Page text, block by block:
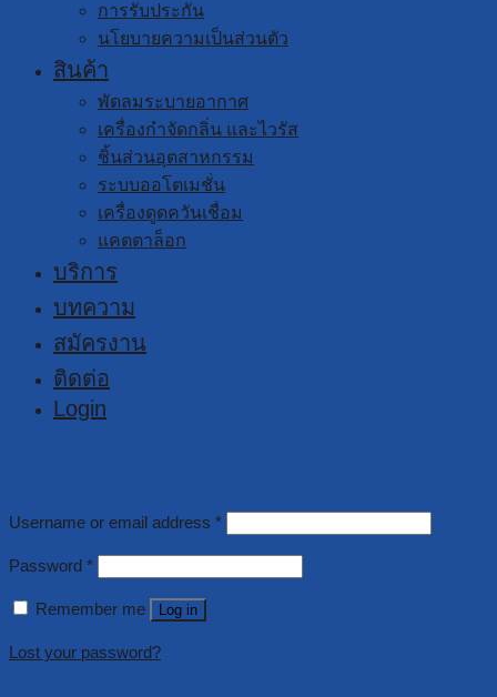
การรับประกัน
นโยบายความเป็นส่วนตัว
สินค้า
พัดลมระบายอากาศ
เครื่องกำจัดกลิ่น และไวรัส
ชิ้นส่วนอุตสาหกรรม
ระบบออโตเมชั่น
เครื่องดูดควันเชื่อม
แคตตาล็อก
บริการ
บทความ
สมัครงาน
ติดต่อ
Login
Username or email address *
Password *
Remember me Log in
Lost your password?